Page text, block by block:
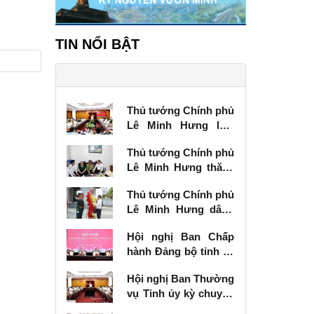
TIN NỔI BẬT
Thủ tướng Chính phủ
Lê Minh Hưng làm
vụ Tỉnh ủy Lạng Sơn
Thủ tướng Chính phủ
Lê Minh Hưng thăm,
binh tại Lạng Sơn
Thủ tướng Chính phủ
Lê Minh Hưng dâng
các Anh hùng liệt sĩ
tại Lạng Sơn
Hội nghị Ban Chấp
hành Đảng bộ tỉnh kỳ
Hội nghị Ban Thường
vụ Tỉnh ủy kỳ chuyên